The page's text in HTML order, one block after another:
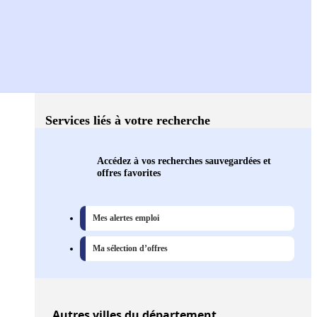
Services liés à votre recherche
Accédez à vos recherches sauvegardées et
offres favorites
Mes alertes emploi
Ma sélection d’offres